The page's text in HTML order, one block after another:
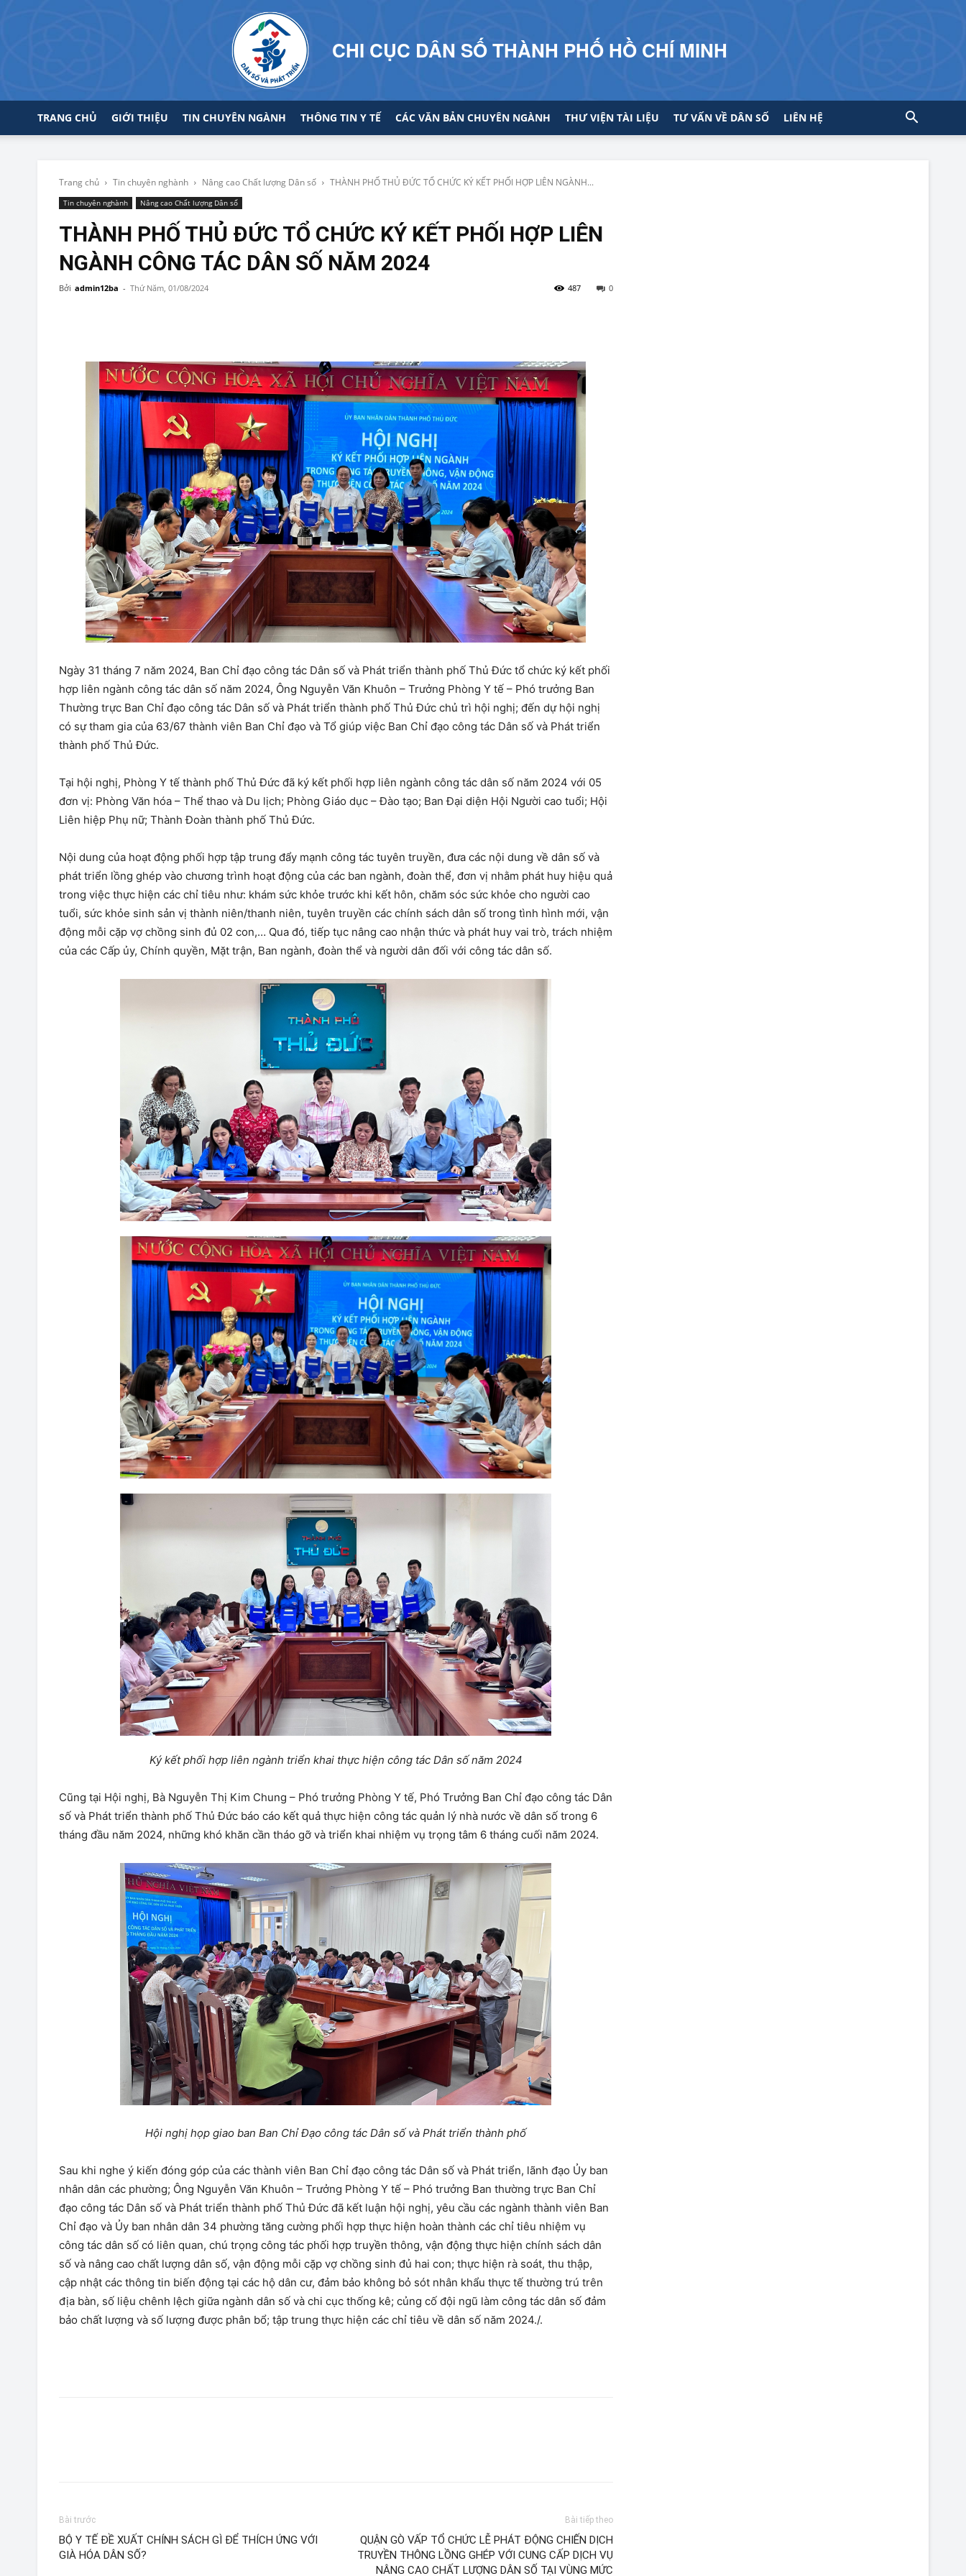
CHI CỤC DÂN SỐ THÀNH PHỐ HỒ CHÍ MINH
TRANG CHỦ GIỚI THIỆU TIN CHUYÊN NGÀNH THÔNG TIN Y TẾ CÁC VĂN BẢN CHUYÊN NGÀNH THƯ VIỆN TÀI LIỆU TƯ VẤN VỀ DÂN SỐ LIÊN HỆ
Trang chủ Tin chuyên nghành Nâng cao Chất lượng Dân số THÀNH PHỐ THỦ ĐỨC TỔ CHỨC KÝ KẾT PHỐI HỢP LIÊN NGÀNH...
Tin chuyên nghành Nâng cao Chất lượng Dân số
THÀNH PHỐ THỦ ĐỨC TỔ CHỨC KÝ KẾT PHỐI HỢP LIÊN
NGÀNH CÔNG TÁC DÂN SỐ NĂM 2024
Bởi admin12ba - Thứ Năm, 01/08/2024 0
487
Ngày 31 tháng 7 năm 2024, Ban Chỉ đạo công tác Dân số và Phát triển thành phố Thủ Đức tổ chức ký kết phối
hợp liên ngành công tác dân số năm 2024, Ông Nguyễn Văn Khuôn – Trưởng Phòng Y tế – Phó trưởng Ban
Thường trực Ban Chỉ đạo công tác Dân số và Phát triển thành phố Thủ Đức chủ trì hội nghị; đến dự hội nghị
có sự tham gia của 63/67 thành viên Ban Chỉ đạo và Tổ giúp việc Ban Chỉ đạo công tác Dân số và Phát triển
thành phố Thủ Đức.
Tại hội nghị, Phòng Y tế thành phố Thủ Đức đã ký kết phối hợp liên ngành công tác dân số năm 2024 với 05
đơn vị: Phòng Văn hóa – Thể thao và Du lịch; Phòng Giáo dục – Đào tạo; Ban Đại diện Hội Người cao tuổi; Hội
Liên hiệp Phụ nữ; Thành Đoàn thành phố Thủ Đức.
Nội dung của hoạt động phối hợp tập trung đẩy mạnh công tác tuyên truyền, đưa các nội dung về dân số và
phát triển lồng ghép vào chương trình hoạt động của các ban ngành, đoàn thể, đơn vị nhằm phát huy hiệu quả
trong việc thực hiện các chỉ tiêu như: khám sức khỏe trước khi kết hôn, chăm sóc sức khỏe cho người cao
tuổi, sức khỏe sinh sản vị thành niên/thanh niên, tuyên truyền các chính sách dân số trong tình hình mới, vận
động mỗi cặp vợ chồng sinh đủ 02 con,… Qua đó, tiếp tục nâng cao nhận thức và phát huy vai trò, trách nhiệm
của các Cấp ủy, Chính quyền, Mặt trận, Ban ngành, đoàn thể và người dân đối với công tác dân số.
Ký kết phối hợp liên ngành triển khai thực hiện công tác Dân số năm 2024
Cũng tại Hội nghị, Bà Nguyễn Thị Kim Chung – Phó trưởng Phòng Y tế, Phó Trưởng Ban Chỉ đạo công tác Dân
số và Phát triển thành phố Thủ Đức báo cáo kết quả thực hiện công tác quản lý nhà nước về dân số trong 6
tháng đầu năm 2024, những khó khăn cần tháo gỡ và triển khai nhiệm vụ trọng tâm 6 tháng cuối năm 2024.
Hội nghị họp giao ban Ban Chỉ Đạo công tác Dân số và Phát triển thành phố
Sau khi nghe ý kiến đóng góp của các thành viên Ban Chỉ đạo công tác Dân số và Phát triển, lãnh đạo Ủy ban
nhân dân các phường; Ông Nguyễn Văn Khuôn – Trưởng Phòng Y tế – Phó trưởng Ban thường trực Ban Chỉ
đạo công tác Dân số và Phát triển thành phố Thủ Đức đã kết luận hội nghị, yêu cầu các ngành thành viên Ban
Chỉ đạo và Ủy ban nhân dân 34 phường tăng cường phối hợp thực hiện hoàn thành các chỉ tiêu nhiệm vụ
công tác dân số có liên quan, chú trọng công tác phối hợp truyền thông, vận động thực hiện chính sách dân
số và nâng cao chất lượng dân số, vận động mỗi cặp vợ chồng sinh đủ hai con; thực hiện rà soát, thu thập,
cập nhật các thông tin biến động tại các hộ dân cư, đảm bảo không bỏ sót nhân khẩu thực tế thường trú trên
địa bàn, số liệu chênh lệch giữa ngành dân số và chi cục thống kê; củng cố đội ngũ làm công tác dân số đảm
bảo chất lượng và số lượng được phân bổ; tập trung thực hiện các chỉ tiêu về dân số năm 2024./.
Bài trước
BỘ Y TẾ ĐỀ XUẤT CHÍNH SÁCH GÌ ĐỂ THÍCH ỨNG VỚI
GIÀ HÓA DÂN SỐ?
Bài tiếp theo
QUẬN GÒ VẤP TỔ CHỨC LỄ PHÁT ĐỘNG CHIẾN DỊCH
TRUYỀN THÔNG LỒNG GHÉP VỚI CUNG CẤP DỊCH VỤ
NÂNG CAO CHẤT LƯỢNG DÂN SỐ TẠI VÙNG MỨC